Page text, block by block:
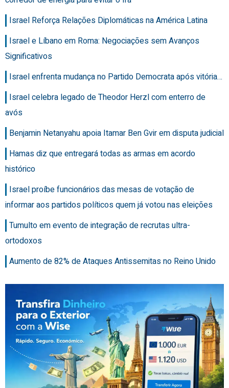
Israel Reforça Relações Diplomáticas na América Latina
Israel e Líbano em Roma: Negociações sem Avanços
Significativos
Israel enfrenta mudança no Partido Democrata após vitória…
Israel celebra legado de Theodor Herzl com enterro de
avós
Benjamin Netanyahu apoia Itamar Ben Gvir em disputa judicial
Hamas diz que entregará todas as armas em acordo
histórico
Israel proíbe funcionários das mesas de votação de
informar aos partidos políticos quem já votou nas eleições
Tumulto em evento de integração de recrutas ultra-
ortodoxos
Aumento de 82% de Ataques Antissemitas no Reino Unido